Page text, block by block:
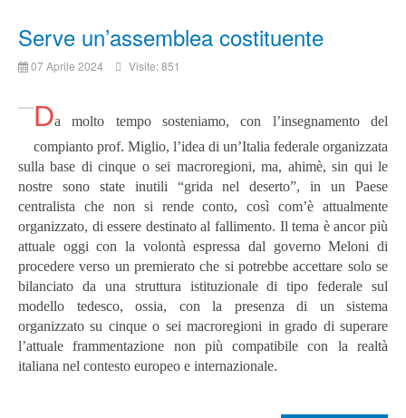
Serve un’assemblea costituente
07 Aprile 2024 Visite: 851
Da molto tempo sosteniamo, con l’insegnamento del
compianto prof. Miglio, l’idea di un’Italia federale organizzata
sulla base di cinque o sei macroregioni, ma, ahimè, sin qui le
nostre sono state inutili “grida nel deserto”, in un Paese
centralista che non si rende conto, così com’è attualmente
organizzato, di essere destinato al fallimento. Il tema è ancor più
attuale oggi con la volontà espressa dal governo Meloni di
procedere verso un premierato che si potrebbe accettare solo se
bilanciato da una struttura istituzionale di tipo federale sul
modello tedesco, ossia, con la presenza di un sistema
organizzato su cinque o sei macroregioni in grado di superare
l’attuale frammentazione non più compatibile con la realtà
italiana nel contesto europeo e internazionale.